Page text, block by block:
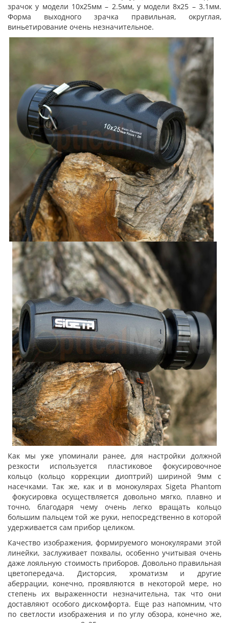
зрачок у модели 10х25мм – 2.5мм, у модели 8х25 – 3.1мм.
Форма выходного зрачка правильная, округлая,
виньетирование очень незначительное.
Как мы уже упоминали ранее, для настройки должной
резкости используется пластиковое фокусировочное
кольцо (кольцо коррекции диоптрий) шириной 9мм с
насечками. Так же, как и в монокулярах Sigeta Phantom
фокусировка осуществляется довольно мягко, плавно и
точно, благодаря чему очень легко вращать кольцо
большим пальцем той же руки, непосредственно в которой
удерживается сам прибор целиком.
Качество изображения, формируемого монокулярами этой
линейки, заслуживает похвалы, особенно учитывая очень
даже лояльную стоимость приборов. Довольно правильная
цветопередача. Дисторсия, хроматизм и другие
аберрации, конечно, проявляются в некоторой мере, но
степень их выраженности незначительна, так что они
доставляют особого дискомфорта. Еще раз напомним, что
по светлости изображения и по углу обзора, конечно же,